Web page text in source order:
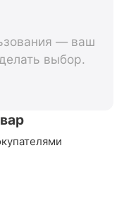
— ваш
выбор.